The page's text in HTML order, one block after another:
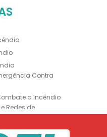
Contra
a Incêndio
Redes de